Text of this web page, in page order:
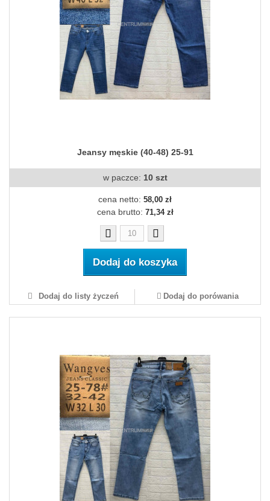
Jeansy męskie (40-48) 25-91
w paczce: 10 szt
cena netto: 58,00 zł
cena brutto: 71,34 zł
Dodaj do koszyka
Dodaj do listy życzeń Dodaj do porówania